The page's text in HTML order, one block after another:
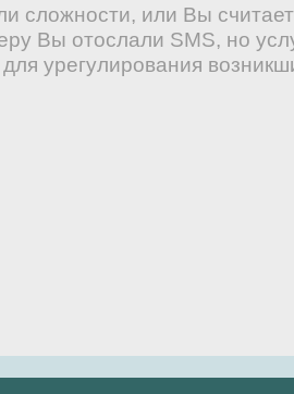
сложности, или Вы
Вы отослали SMS, но
для урегулирования